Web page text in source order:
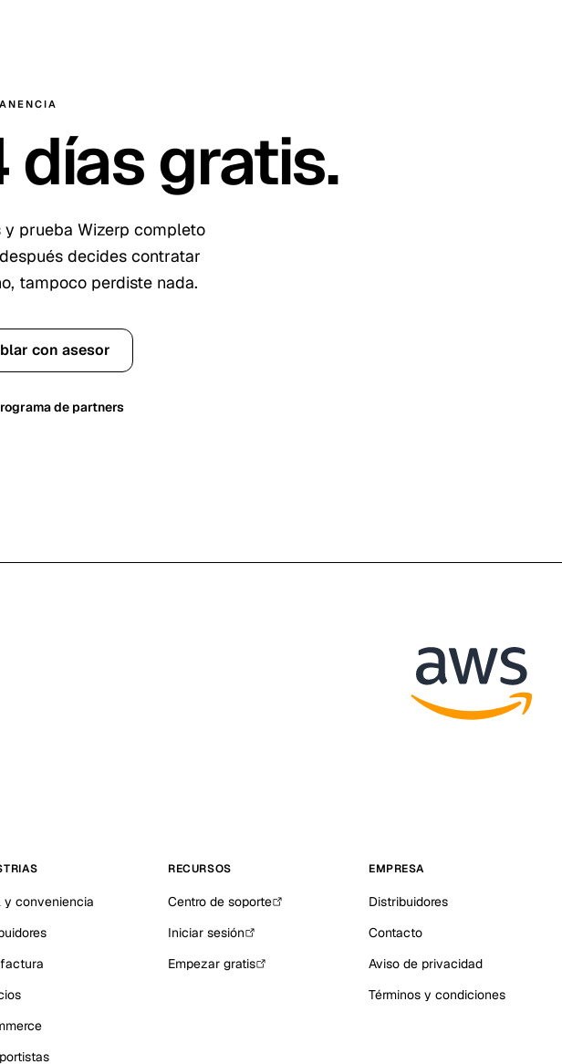
días gratis.
prueba Wizerp completo
decides contratar
tampoco perdiste nada.
con asesor
de partners
y conveniencia
RECURSOS
Centro de soporte
Iniciar sesión
Empezar gratis
EMPRESA
Distribuidores
Contacto
Aviso de privacidad
Términos y condiciones